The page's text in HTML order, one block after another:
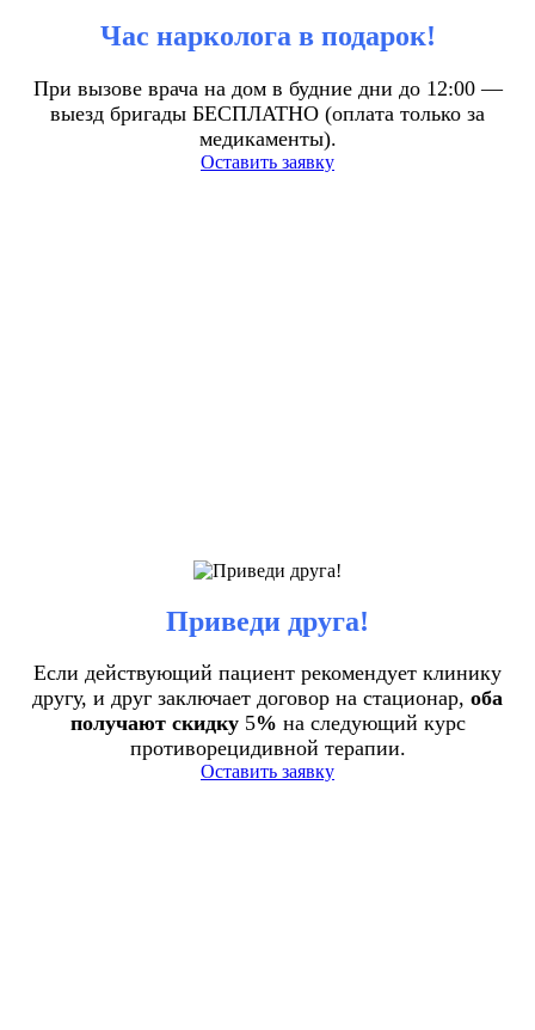
Час нарколога в подарок!
При вызове врача на дом в будние дни до 12:00 —
выезд бригады БЕСПЛАТНО (оплата только за
медикаменты).
Оставить заявку
Приведи друга!
Если действующий пациент рекомендует клинику
другу, и друг заключает договор на стационар, оба
получают скидку 5% на следующий курс
противорецидивной терапии.
Оставить заявку